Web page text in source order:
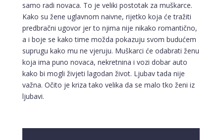
samo radi novaca. To je veliki postotak za muškarce.
Kako su žene uglavnom naivne, rijetko koja će tražiti
predbračni ugovor jer to njima nije nikako romantično,
a i boje se kako time možda pokazuju svom budućem
suprugu kako mu ne vjeruju. Muškarci će odabrati ženu
koja ima puno novaca, nekretnina i vozi dobar auto
kako bi mogli živjeti lagodan život. Ljubav tada nije
važna. Očito je kriza tako velika da se malo tko ženi iz
ljubavi.